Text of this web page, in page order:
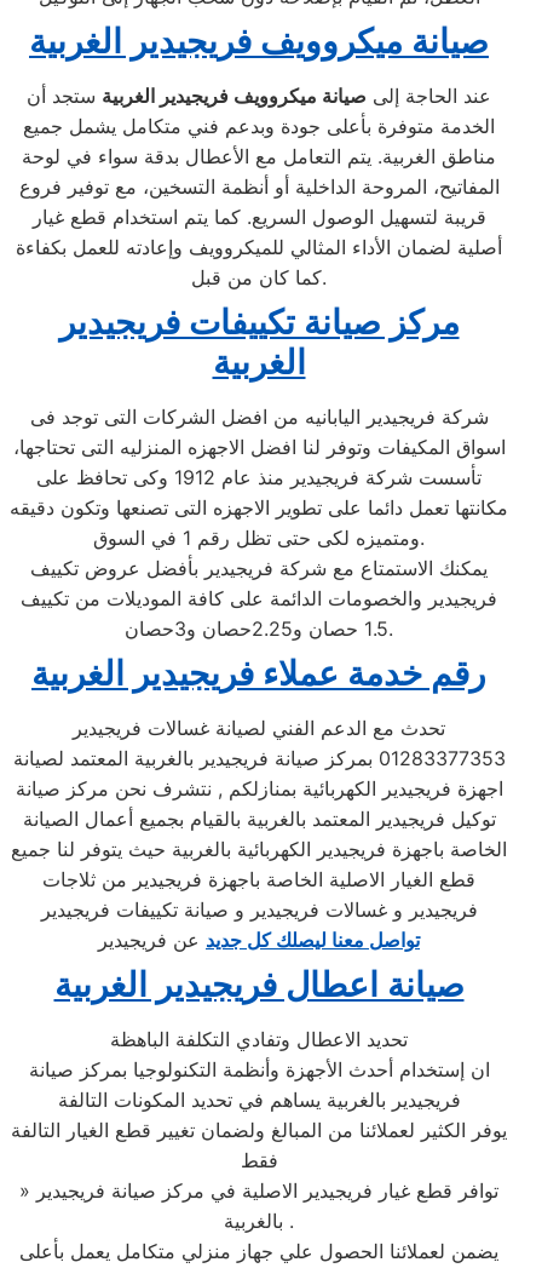
صيانة ميكروويف فريجيدير الغربية
عند الحاجة إلى صيانة ميكروويف فريجيدير الغربية ستجد أن
الخدمة متوفرة بأعلى جودة وبدعم فني متكامل يشمل جميع
مناطق الغربية. يتم التعامل مع الأعطال بدقة سواء في لوحة
المفاتيح، المروحة الداخلية أو أنظمة التسخين، مع توفير فروع
قريبة لتسهيل الوصول السريع. كما يتم استخدام قطع غيار
أصلية لضمان الأداء المثالي للميكروويف وإعادته للعمل بكفاءة
كما كان من قبل.
مركز صيانة تكييفات فريجيدير
الغربية
شركة فريجيدير اليابانيه من افضل الشركات التى توجد فى
اسواق المكيفات وتوفر لنا افضل الاجهزه المنزليه التى تحتاجها،
تأسست شركة فريجيدير منذ عام 1912 وكى تحافظ على
مكانتها تعمل دائما على تطوير الاجهزه التى تصنعها وتكون دقيقه
ومتميزه لكى حتى تظل رقم 1 في السوق.
يمكنك الاستمتاع مع شركة فريجيدير بأفضل عروض تكييف
فريجيدير والخصومات الدائمة على كافة الموديلات من تكييف
1.5 حصان و2.25حصان و3حصان.
رقم خدمة عملاء فريجيدير الغربية
تحدث مع الدعم الفني لصيانة غسالات فريجيدير
01283377353 بمركز صيانة فريجيدير بالغربية المعتمد لصيانة
اجهزة فريجيدير الكهربائية بمنازلكم , نتشرف نحن مركز صيانة
توكيل فريجيدير المعتمد بالغربية بالقيام بجميع أعمال الصيانة
الخاصة باجهزة فريجيدير الكهربائية بالغربية حيث يتوفر لنا جميع
قطع الغيار الاصلية الخاصة باجهزة فريجيدير من ثلاجات
فريجيدير و غسالات فريجيدير و صيانة تكييفات فريجيدير
تواصل معنا ليصلك كل جديد عن فريجيدير
صيانة اعطال فريجيدير الغربية
تحديد الاعطال وتفادي التكلفة الباهظة
ان إستخدام أحدث الأجهزة وأنظمة التكنولوجيا بمركز صيانة
فريجيدير بالغربية يساهم في تحديد المكونات التالفة
يوفر الكثير لعملائنا من المبالغ ولضمان تغيير قطع الغيار التالفة
فقط
» توافر قطع غيار فريجيدير الاصلية في مركز صيانة فريجيدير
بالغربية .
يضمن لعملائنا الحصول علي جهاز منزلي متكامل يعمل بأعلى